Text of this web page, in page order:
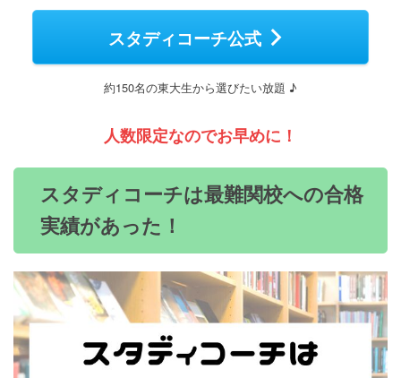
スタディコーチ公式
約150名の東大生から選びたい放題 ♪
人数限定なのでお早めに！
スタディコーチは最難関校への合格
実績があった！